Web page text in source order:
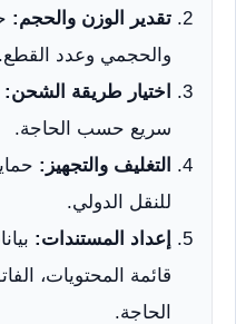
تقدير الوزن والحجم:
والحجمي وعدد القطع.
اختيار طريقة الشحن:
سريع حسب الحاجة.
التغليف والتجهيز:
للنقل الدولي.
إعداد المستندات:
قائمة المحتويات،
الحاجة.